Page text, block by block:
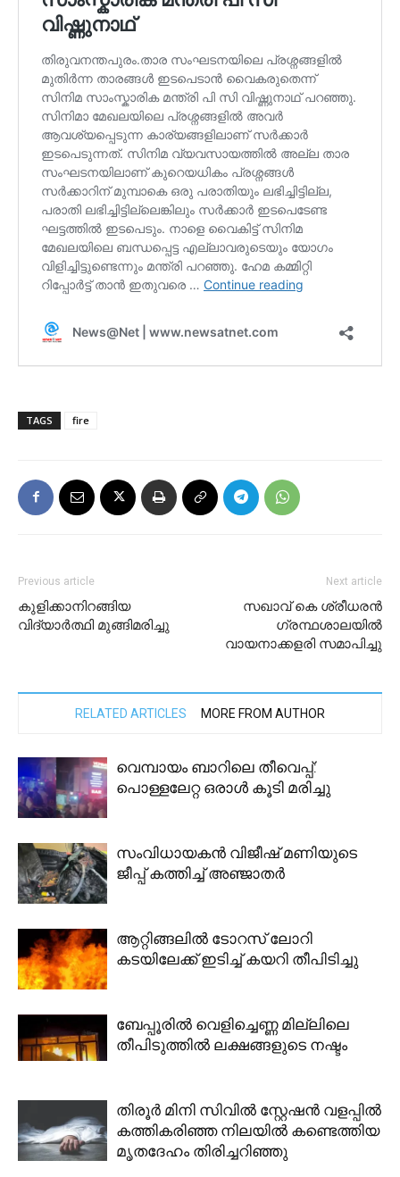
TAGS fire
Previous article
കുളിക്കാനിറങ്ങിയ
വിദ്യാർത്ഥി മുങ്ങിമരിച്ചു
Next article
സഖാവ് കെ ശ്രീധരൻ
ഗ്രന്ഥശാലയിൽ
വായനാക്കളരി സമാപിച്ചു
RELATED ARTICLES MORE FROM AUTHOR
വെമ്പായം ബാറിലെ തീവെപ്പ്:
പൊള്ളലേറ്റ ഒരാൾ കൂടി മരിച്ചു
സംവിധായകൻ വിജീഷ് മണിയുടെ
ജീപ്പ് കത്തിച്ച് അഞ്ജാതർ
ആറ്റിങ്ങലിൽ ടോറസ് ലോറി
കടയിലേക്ക് ഇടിച്ച് കയറി തീപിടിച്ചു
ബേപ്പൂരിൽ വെളിച്ചെണ്ണ മില്ലിലെ
തീപിടുത്തിൽ ലക്ഷങ്ങളുടെ നഷ്ടം
തിരൂർ മിനി സിവിൽ സ്റ്റേഷൻ വളപ്പിൽ
കത്തികരിഞ്ഞ നിലയിൽ കണ്ടെത്തിയ
മൃതദേഹം തിരിച്ചറിഞ്ഞു